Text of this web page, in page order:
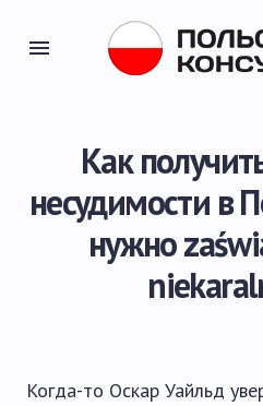
Как
несудимости в
нужно
Когда-то Оскар Уайльд